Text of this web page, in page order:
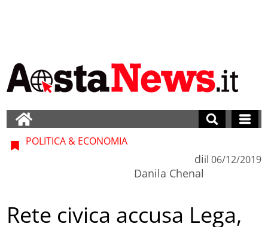
POLITICA & ECONOMIA
di
Danila Chenal
il 06/12/2019
Rete civica accusa Lega,